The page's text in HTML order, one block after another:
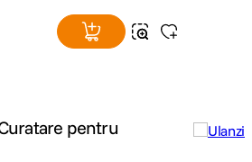
pentru